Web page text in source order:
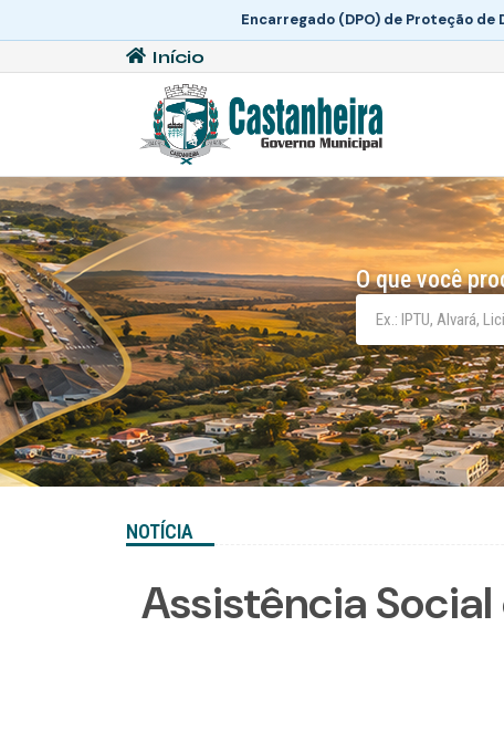
Encarregado (DPO) de Proteção de
Início
O que você
NOTÍCIA
Assistência